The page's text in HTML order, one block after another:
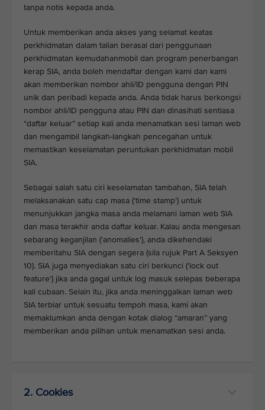
tanpa notis kepada anda.
Untuk memberikan anda akses yang selamat keatas
perkhidmatan dalam talian berasal dari penggunaan
perkhidmatan kemudahanmobil dan program penerbangan
kerap SIA, anda boleh mendaftar dengan kami dan kami
akan memberikan nombor ahli/ID pengguna dengan PIN
unik dan peribadi kepada anda. Anda tidak harus berkongsi
nombor ahli/ID pengguna atau PIN dan dinasihati sentiasa
“daftar keluar” setiap kali anda menamatkan sesi laman web
dan mengambil langkah-langkah pencegahan untuk
memastikan keselamatan peruntukan perkhidmatan mobil
SIA.
Sebagai salah satu ciri keselamatan tambahan, SIA telah
melaksanakan satu cap masa (‘time stamp’) untuk
menunjukkan jangka masa anda melamani laman web SIA
dan masa terakhir anda daftar keluar. Kalau anda mengesan
sebarang keganjilan (‘anomalies’), anda dikehendaki
memberitahu SIA dengan segera (sila rujuk Part A Seksyen
10). SIA juga menyediakan satu ciri berkunci (‘lock out
feature’) jika anda gagal untuk log masuk selepas beberapa
kali cubaan. Selain itu, jika anda meninggalkan laman web
SIA terbiar untuk sesuatu tempoh masa, kami akan
memaklumkan anda dengan kotak dialog “amaran” yang
memberikan anda pilihan untuk menamatkan sesi anda.
2. Cookies